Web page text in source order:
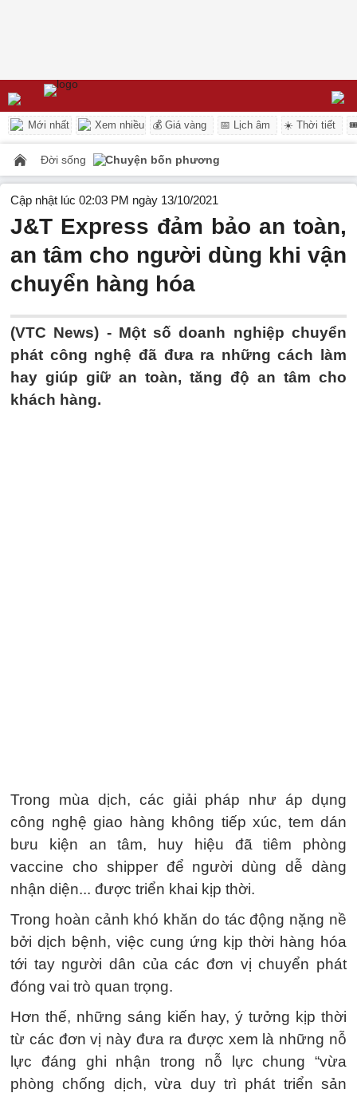
Mới nhất Xem nhiều 💰 Giá vàng 📅 Lịch âm ☀️ Thời tiết
Đời sống Chuyện bốn phương
Cập nhật lúc 02:03 PM ngày 13/10/2021
J&T Express đảm bảo an toàn,
an tâm cho người dùng khi vận
chuyển hàng hóa
(VTC News) - Một số doanh nghiệp chuyển
phát công nghệ đã đưa ra những cách làm
hay giúp giữ an toàn, tăng độ an tâm cho
khách hàng.
Trong mùa dịch, các giải pháp như áp dụng
công nghệ giao hàng không tiếp xúc, tem dán
bưu kiện an tâm, huy hiệu đã tiêm phòng
vaccine cho shipper để người dùng dễ dàng
nhận diện... được triển khai kịp thời.
Trong hoàn cảnh khó khăn do tác động nặng nề
bởi dịch bệnh, việc cung ứng kịp thời hàng hóa
tới tay người dân của các đơn vị chuyển phát
đóng vai trò quan trọng.
Hơn thế, những sáng kiến hay, ý tưởng kịp thời
từ các đơn vị này đưa ra được xem là những nỗ
lực đáng ghi nhận trong nỗ lực chung “vừa
phòng chống dịch, vừa duy trì phát triển sản